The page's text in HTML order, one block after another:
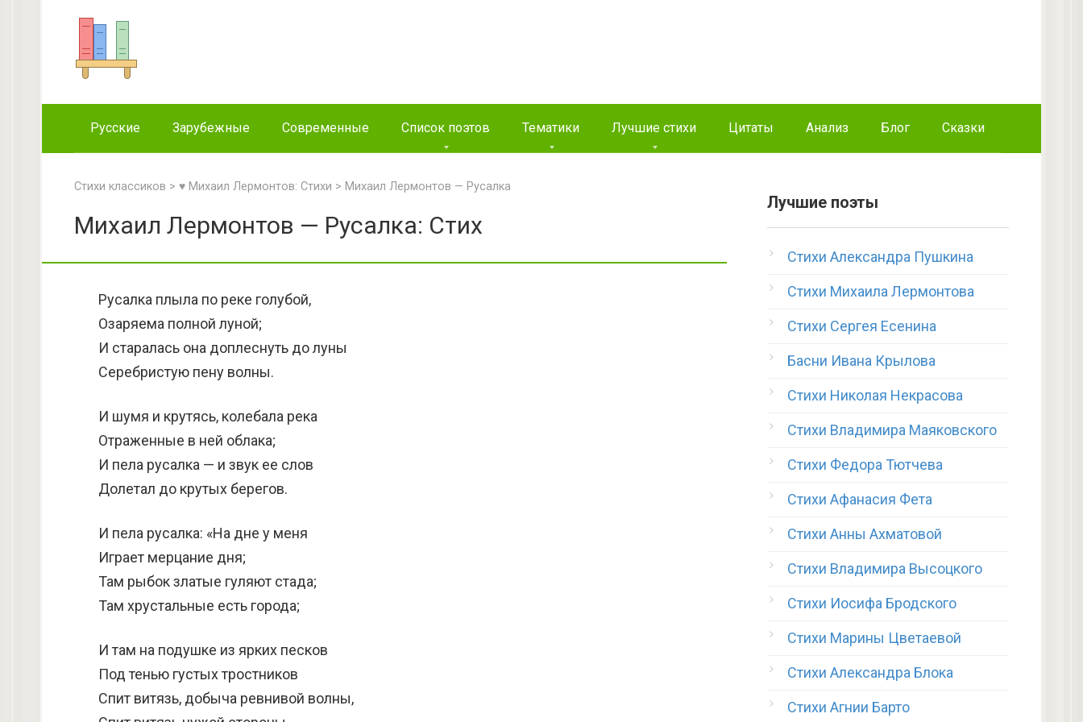
Русские Зарубежные Современные Список поэтов Тематики Лучшие стихи Цитаты Анализ Блог Сказки
Стихи классиков > ♥ Михаил Лермонтов: Стихи > Михаил Лермонтов — Русалка
Михаил Лермонтов — Русалка: Стих
Русалка плыла по реке голубой,
Озаряема полной луной;
И старалась она доплеснуть до луны
Серебристую пену волны.
И шумя и крутясь, колебала река
Отраженные в ней облака;
И пела русалка — и звук ее слов
Долетал до крутых берегов.
И пела русалка: «На дне у меня
Играет мерцание дня;
Там рыбок златые гуляют стада;
Там хрустальные есть города;
И там на подушке из ярких песков
Под тенью густых тростников
Спит витязь, добыча ревнивой волны,
Лучшие поэты
Стихи Александра Пушкина
Стихи Михаила Лермонтова
Стихи Сергея Есенина
Басни Ивана Крылова
Стихи Николая Некрасова
Стихи Владимира Маяковского
Стихи Федора Тютчева
Стихи Афанасия Фета
Стихи Анны Ахматовой
Стихи Владимира Высоцкого
Стихи Иосифа Бродского
Стихи Марины Цветаевой
Стихи Александра Блока
Стихи Агнии Барто